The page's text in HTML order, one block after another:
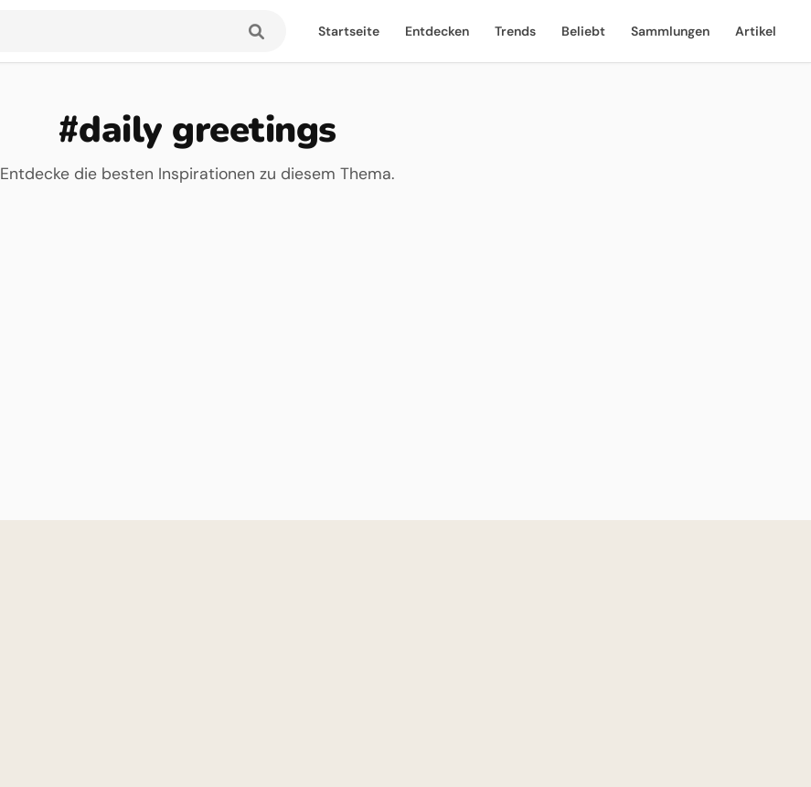
Startseite Entdecken Trends Beliebt Sammlungen Artikel
#daily greetings
Entdecke die besten Inspirationen zu diesem Thema.